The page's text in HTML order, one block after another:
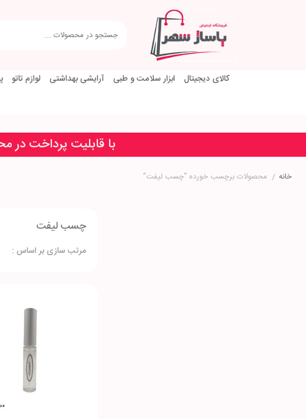
کالای دیجیتال ابزار سلامت و طبی آرایشی بهداشتی لوازم تاتو
با قابلیت پرداخت در
خانه / محصولات برچسب خورده “چسب لیفت”
چسب لیفت
مرتب سازی بر اساس :